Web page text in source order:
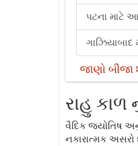
પટના માટે
જાણો બીજા
રાહુ કાળ
વૈદિક જ્યોતિષ
નકારાત્મક